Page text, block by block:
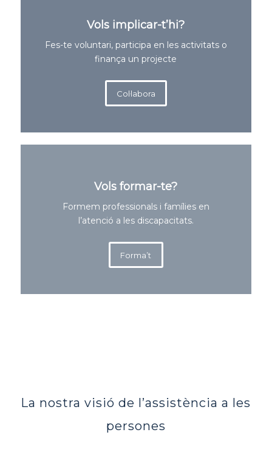
Vols implicar-t’hi?
Fes-te voluntari, participa en les activitats o
finança un projecte
Col·labora
Vols formar-te?
Formem professionals i famílies en
l’atenció a les discapacitats.
Forma’t
La nostra visió de l’assistència a les
persones